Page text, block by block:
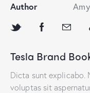
Author
Tesla Brand
Dicta sunt explicabo.
voluptas sit